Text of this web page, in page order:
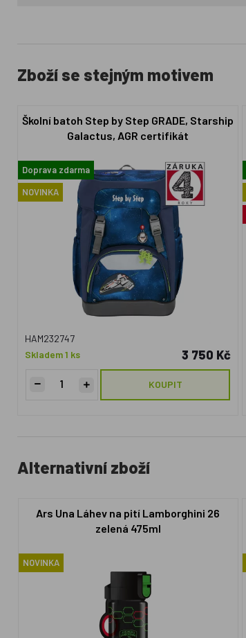
Zboží se stejným motivem
Školní batoh Step by Step GRADE, Starship
Galactus, AGR certifikát
Doprava zdarma
NOVINKA
HAM232747
Skladem 1 ks
3 750 Kč
KOUPIT
Alternativní zboží
Ars Una Láhev na pití Lamborghini 26
zelená 475ml
NOVINKA